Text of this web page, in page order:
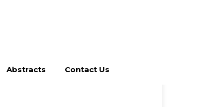
Abstracts Contact Us